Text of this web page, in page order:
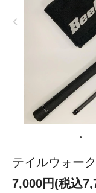
テイルウォー
7,000円(税込